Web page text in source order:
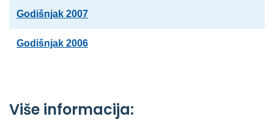
Godišnjak 2007
Godišnjak 2006
Više informacija: